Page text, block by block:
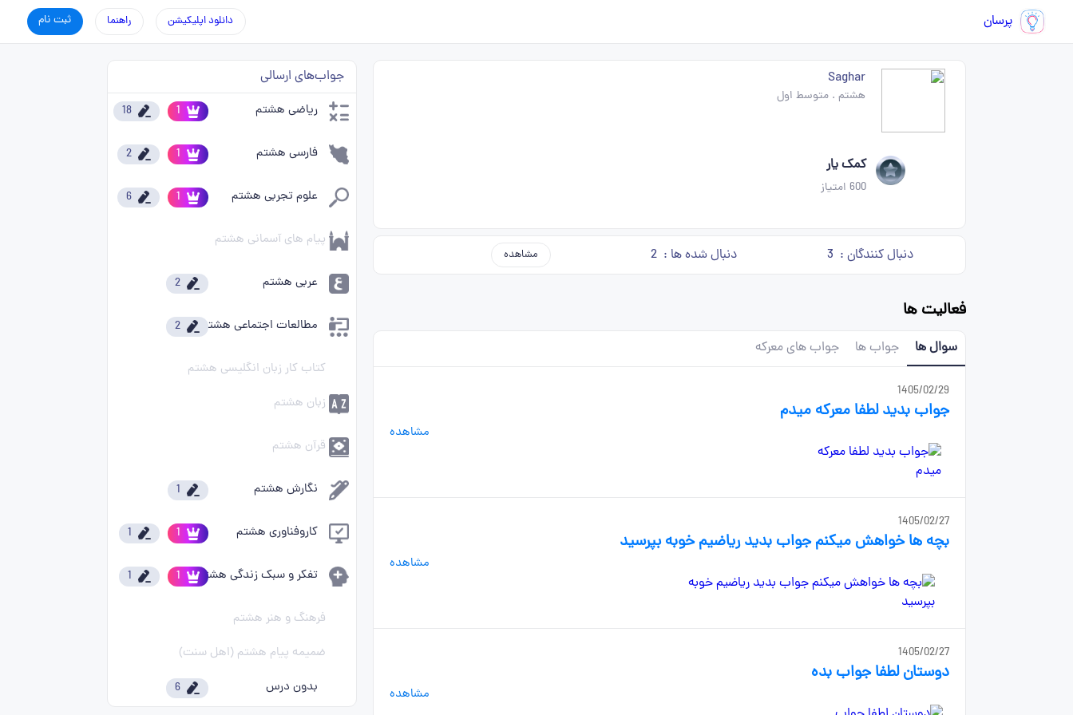
پرسان ثبت نام راهنما دانلود اپلیکیشن
Saghar
هشتم .متوسط اول
کمک یار
600 امتیاز
دنبال کنندگان : 3 دنبال شده ها : 2 مشاهده
فعالیت ها
سوال ها جواب ها جواب های معرکه
1405/02/29
جواب بدید لطفا معرکه میدم
مشاهده
1405/02/27
بچه ها خواهش میکنم جواب بدید ریاضیم خوبه بپرسید
مشاهده
1405/02/27
دوستان لطفا جواب بده
مشاهده
جواب‌های ارسالی
ریاضی هشتم 1
18
فارسی هشتم 1
2
علوم تجربی هشتم 1
6
پیام های آسمانی هشتم
عربی هشتم 2
مطالعات اجتماعی هشتم 2
کتاب کار زبان انگلیسی هشتم
زبان هشتم
قرآن هشتم
نگارش هشتم 1
کاروفناوری هشتم 1
1
تفکر و سبک زندگی هشتم 1
1
فرهنگ و هنر هشتم
ضمیمه پیام هشتم (اهل سنت)
بدون درس
6